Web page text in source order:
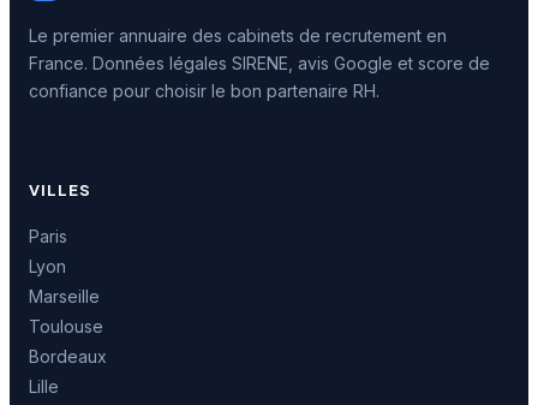
Le premier annuaire des cabinets de recrutement en
France. Données légales SIRENE, avis Google et score de
confiance pour choisir le bon partenaire RH.
VILLES
Paris
Lyon
Marseille
Toulouse
Bordeaux
Lille